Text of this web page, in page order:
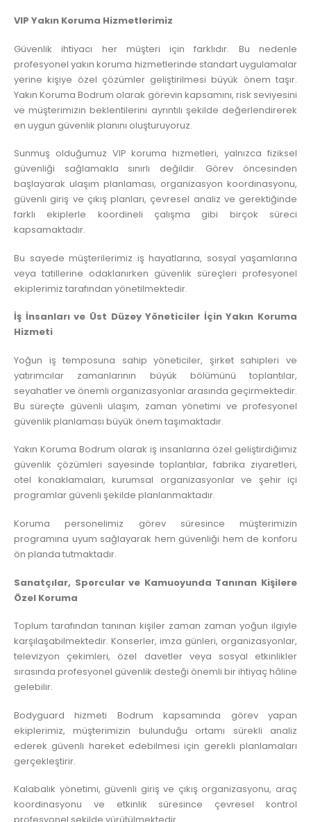
VIP Yakın Koruma Hizmetlerimiz
Güvenlik ihtiyacı her müşteri için farklıdır. Bu nedenle
profesyonel yakın koruma hizmetlerinde standart uygulamalar
yerine kişiye özel çözümler geliştirilmesi büyük önem taşır.
Yakın Koruma Bodrum olarak görevin kapsamını, risk seviyesini
ve müşterimizin beklentilerini ayrıntılı şekilde değerlendirerek
en uygun güvenlik planını oluşturuyoruz.
Sunmuş olduğumuz VIP koruma hizmetleri, yalnızca fiziksel
güvenliği sağlamakla sınırlı değildir. Görev öncesinden
başlayarak ulaşım planlaması, organizasyon koordinasyonu,
güvenli giriş ve çıkış planları, çevresel analiz ve gerektiğinde
farklı ekiplerle koordineli çalışma gibi birçok süreci
kapsamaktadır.
Bu sayede müşterilerimiz iş hayatlarına, sosyal yaşamlarına
veya tatillerine odaklanırken güvenlik süreçleri profesyonel
ekiplerimiz tarafından yönetilmektedir.
İş İnsanları ve Üst Düzey Yöneticiler İçin Yakın Koruma
Hizmeti
Yoğun iş temposuna sahip yöneticiler, şirket sahipleri ve
yatırımcılar zamanlarının büyük bölümünü toplantılar,
seyahatler ve önemli organizasyonlar arasında geçirmektedir.
Bu süreçte güvenli ulaşım, zaman yönetimi ve profesyonel
güvenlik planlaması büyük önem taşımaktadır.
Yakın Koruma Bodrum olarak iş insanlarına özel geliştirdiğimiz
güvenlik çözümleri sayesinde toplantılar, fabrika ziyaretleri,
otel konaklamaları, kurumsal organizasyonlar ve şehir içi
programlar güvenli şekilde planlanmaktadır.
Koruma personelimiz görev süresince müşterimizin
programına uyum sağlayarak hem güvenliği hem de konforu
ön planda tutmaktadır.
Sanatçılar, Sporcular ve Kamuoyunda Tanınan Kişilere
Özel Koruma
Toplum tarafından tanınan kişiler zaman zaman yoğun ilgiyle
karşılaşabilmektedir. Konserler, imza günleri, organizasyonlar,
televizyon çekimleri, özel davetler veya sosyal etkinlikler
sırasında profesyonel güvenlik desteği önemli bir ihtiyaç hâline
gelebilir.
Bodyguard hizmeti Bodrum kapsamında görev yapan
ekiplerimiz, müşterimizin bulunduğu ortamı sürekli analiz
ederek güvenli hareket edebilmesi için gerekli planlamaları
gerçekleştirir.
Kalabalık yönetimi, güvenli giriş ve çıkış organizasyonu, araç
koordinasyonu ve etkinlik süresince çevresel kontrol